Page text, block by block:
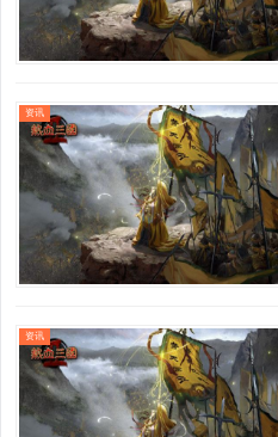
资讯
资讯